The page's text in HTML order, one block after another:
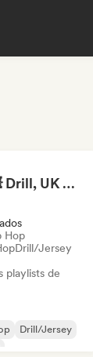
It's a Trap! 💥 Drill, UK Drill & Hard-Hitting Trap
Hop
Drill/Jersey
playlists de
Drill/Jersey